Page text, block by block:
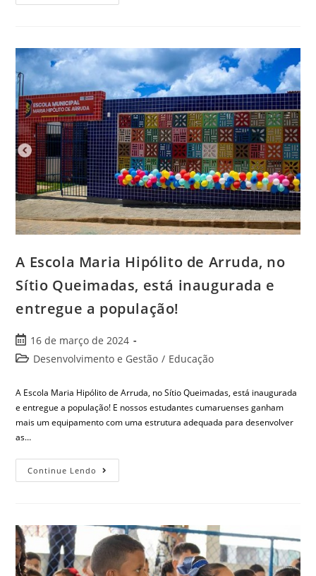
A Escola Maria Hipólito de Arruda, no
Sítio Queimadas, está inaugurada e
entregue a população!
16 de março de 2024
Desenvolvimento e Gestão / Educação
A Escola Maria Hipólito de Arruda, no Sítio Queimadas, está inaugurada
e entregue a população! E nossos estudantes cumaruenses ganham
mais um equipamento com uma estrutura adequada para desenvolver
as…
Continue Lendo